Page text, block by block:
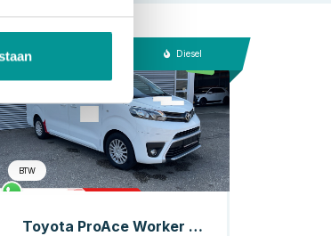
Diesel
BTW
Toyota ProAce Worker Bestelbus 2.0 125 pk L3 2x Schuifdeur/ Inrichting/ Airco/ Cruise/ PDC